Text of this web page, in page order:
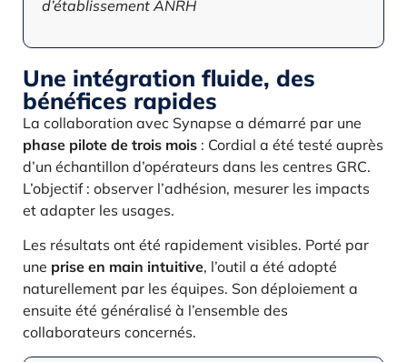
d’établissement ANRH
Une intégration fluide, des
bénéfices rapides
La collaboration avec Synapse a démarré par une
phase pilote de trois mois : Cordial a été testé auprès
d’un échantillon d’opérateurs dans les centres GRC.
L’objectif : observer l’adhésion, mesurer les impacts
et adapter les usages.
Les résultats ont été rapidement visibles. Porté par
une prise en main intuitive, l’outil a été adopté
naturellement par les équipes. Son déploiement a
ensuite été généralisé à l’ensemble des
collaborateurs concernés.